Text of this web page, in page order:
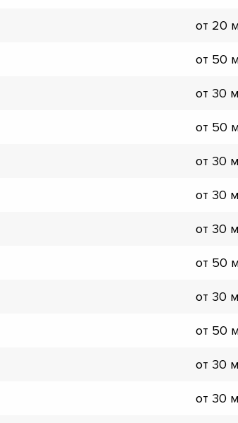
от 20
от 50
от 30
от 50
от 30
от 30
от 30
от 50
от 30
от 50
от 30
от 30